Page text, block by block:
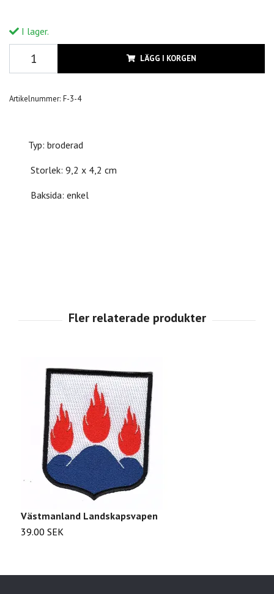
I lager.
LÄGG I KORGEN
Artikelnummer: F-3-4
Typ: broderad
Storlek: 9,2 x 4,2 cm
Baksida: enkel
Västmanland Landskapsvapen
39.00 SEK